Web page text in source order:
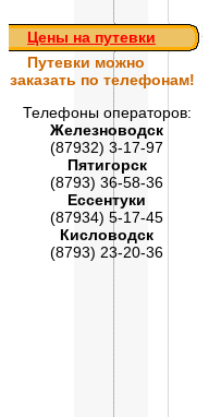
Цены на путевки
Путевки можно
заказать по телефонам!
Телефоны операторов:
Железноводск
(87932) 3-17-97
Пятигорск
(8793) 36-58-36
Ессентуки
(87934) 5-17-45
Кисловодск
(8793) 23-20-36